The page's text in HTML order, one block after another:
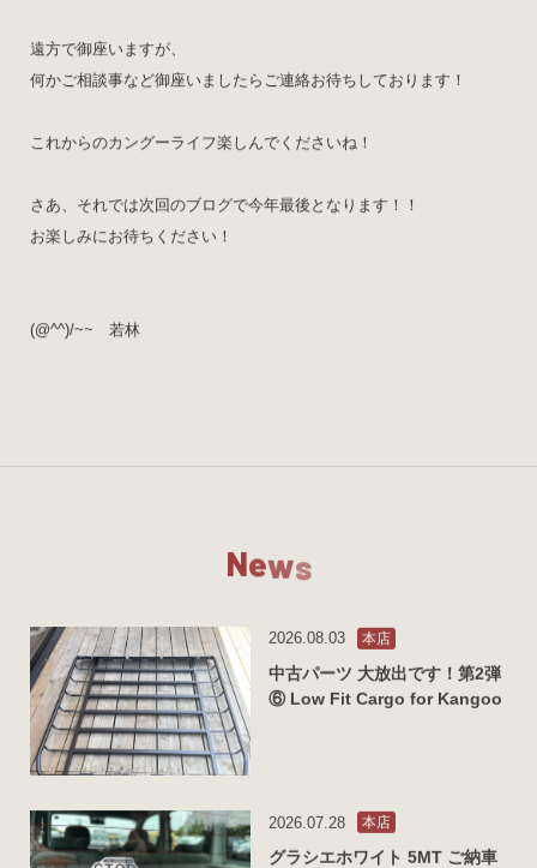
遠方で御座いますが、
何かご相談事など御座いましたらご連絡お待ちしております！
これからのカングーライフ楽しんでくださいね！
さあ、それでは次回のブログで今年最後となります！！
お楽しみにお待ちください！
(@^^)/~~ 若林
News
2026.08.03 本店
中古パーツ 大放出です！第2弾
⑥ Low Fit Cargo for Kangoo
2026.07.28 本店
グラシエホワイト 5MT ご納車